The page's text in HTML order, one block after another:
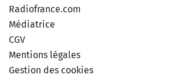
Radiofrance.com
Médiatrice
CGV
Mentions légales
Gestion des cookies